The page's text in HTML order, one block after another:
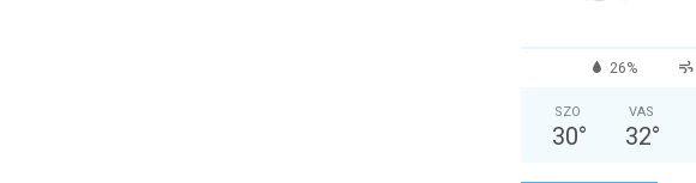
26%
SZO
30°
VAS
32°